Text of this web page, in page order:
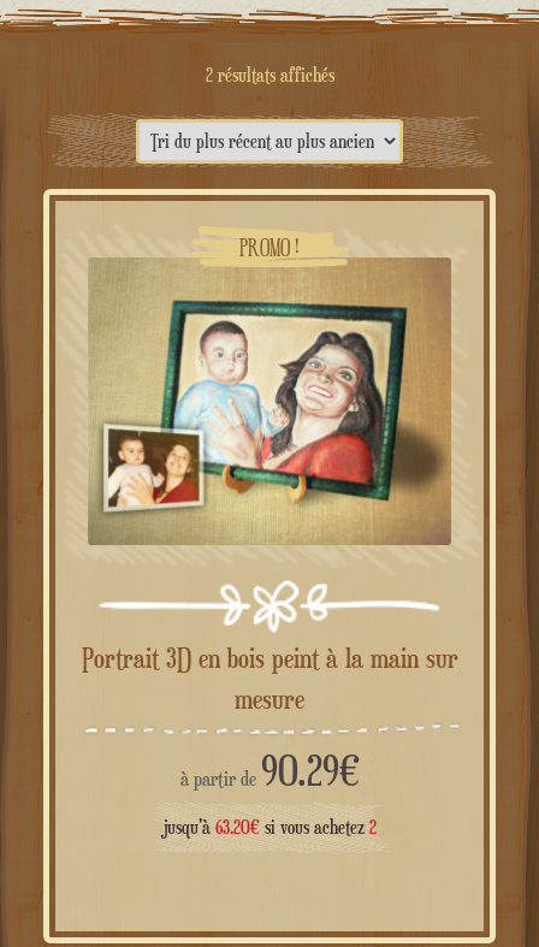
2 résultats affichésTrié
du
plus
plus
PROMO !
Portrait 3D en bois peint à la main sur
mesure
à partir de 90.29€
jusqu'à 63.20€si vous achetez 2